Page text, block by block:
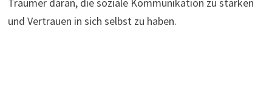
und Vertrauen in sich selbst zu haben.